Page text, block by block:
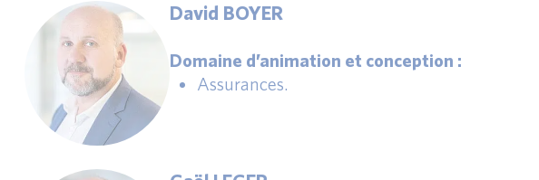
David BOYER
Domaine d’animation et conception :
Assurances.